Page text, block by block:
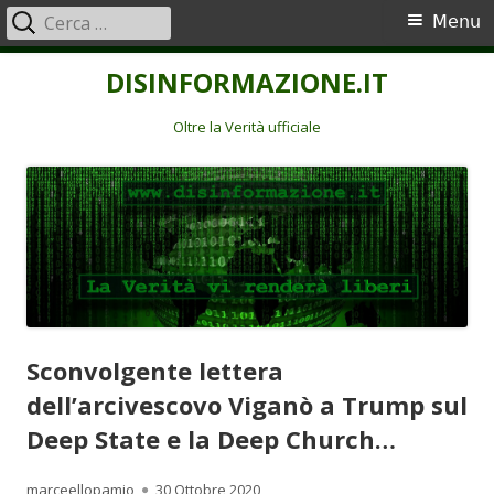
DISINFORMAZIONE.IT
Oltre la Verità ufficiale
Menu
principale
Menu
Ricerca
per:
Sconvolgente lettera
dell’arcivescovo Viganò a Trump sul
Deep State e la Deep Church…
Autore
marceellopamio Pubblicato
30 Ottobre 2020